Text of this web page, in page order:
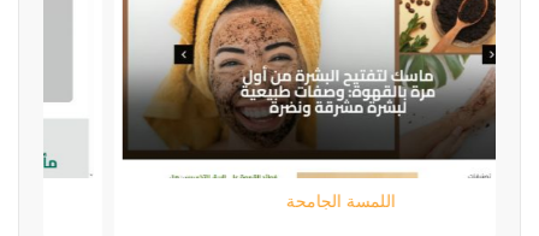
اللمسة الجامحة